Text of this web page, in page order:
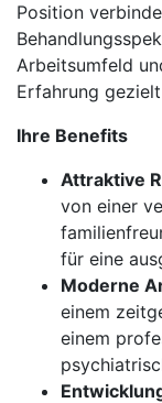
Position
Arbeitsumfeld
Erfahrung
Ihre Benefits
Attraktive
von einer
für eine
Moderne
einem
einem